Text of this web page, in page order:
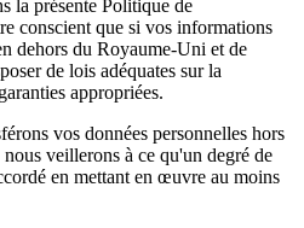
la présente Politique de
conscient que si vos informations
dehors du Royaume-Uni et de
de lois adéquates sur la
appropriées.
vos données personnelles hors
veillerons à ce qu'un degré de
en mettant en œuvre au moins